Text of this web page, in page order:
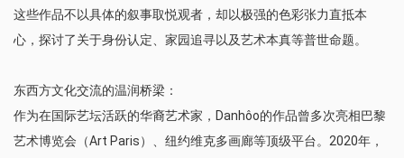
这些作品不以具体的叙事取悦观者，却以极强的色彩张力直抵本
心，探讨了关于身份认定、家园追寻以及艺术本真等普世命题。
东西方文化交流的温润桥梁：
作为在国际艺坛活跃的华裔艺术家，Danhôo的作品曾多次亮相巴黎
艺术博览会（Art Paris）、纽约维克多画廊等顶级平台。2020年，